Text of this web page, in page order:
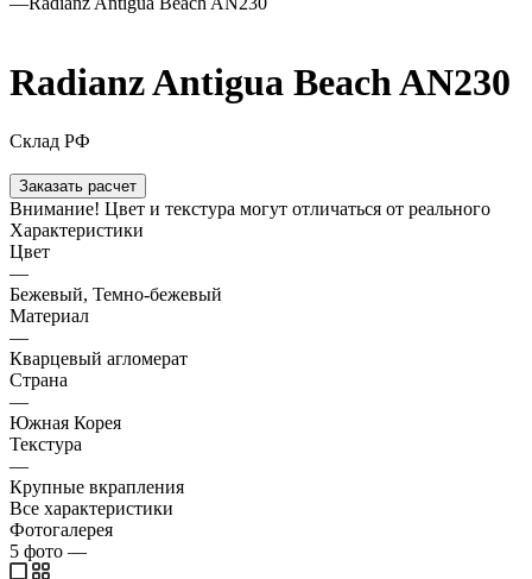
Radianz Antigua Beach AN230
Склад РФ
Заказать расчет
Внимание! Цвет и текстура могут отличаться от реального
Характеристики
Цвет
—
Бежевый, Темно-бежевый
Материал
—
Кварцевый агломерат
Страна
—
Южная Корея
Текстура
—
Крупные вкрапления
Все характеристики
Фотогалерея
5 фото —